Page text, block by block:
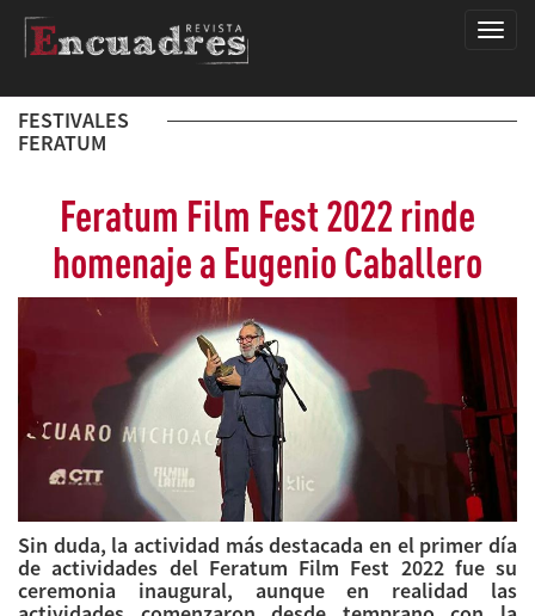
FESTIVALES
FERATUM
Feratum Film Fest 2022 rinde
homenaje a Eugenio Caballero
Sin duda, la actividad más destacada en el primer día
de actividades del Feratum Film Fest 2022 fue su
ceremonia inaugural, aunque en realidad las